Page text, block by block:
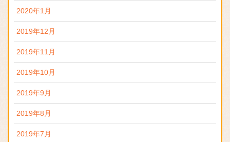
2020年1月
2019年12月
2019年11月
2019年10月
2019年9月
2019年8月
2019年7月